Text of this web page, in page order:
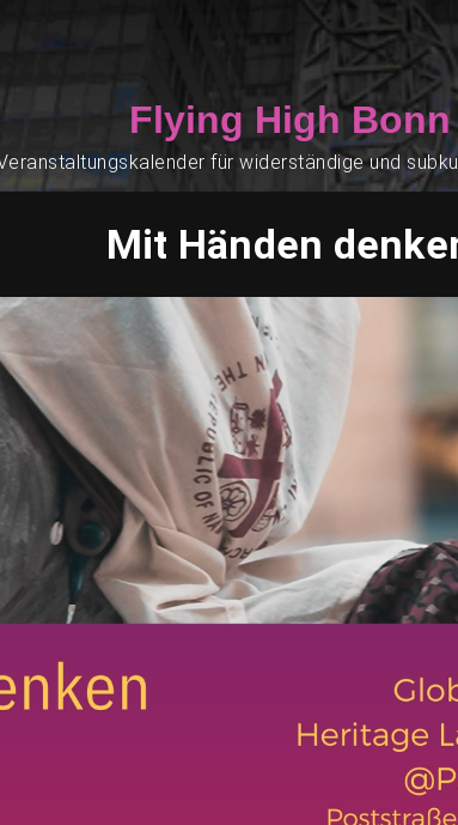
Flying High Bonn
für widerständige und
Mit Händen